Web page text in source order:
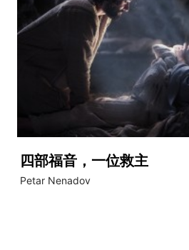
四部福音，一位救主
Petar Nenadov